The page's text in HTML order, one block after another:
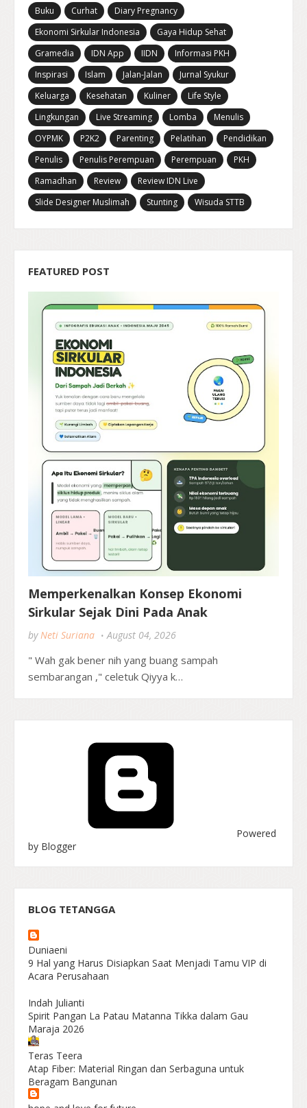
Buku Curhat
Diary Pregnancy
Ekonomi Sirkular Indonesia
Gaya Hidup Sehat
Gramedia
IDN App IIDN
Informasi PKH
Inspirasi
Islam Jalan-Jalan
Jurnal Syukur
Keluarga
Kesehatan Kuliner
Life Style
Lingkungan
Live Streaming Lomba
Menulis
OYPMK
P2K2 Parenting Pelatihan
Pendidikan
Penulis
Penulis Perempuan Perempuan
PKH
Ramadhan
Review
Review IDN Live
Slide Designer Muslimah
Stunting Wisuda STTB
FEATURED POST
Memperkenalkan Konsep Ekonomi
Sirkular Sejak Dini Pada Anak
by Neti Suriana August 04, 2026
" Wah gak bener nih yang buang sampah
sembarangan ," celetuk Qiyya k…
Powered
by Blogger
BLOG TETANGGA
Duniaeni
9 Hal yang Harus Disiapkan Saat Menjadi Tamu VIP di
Acara Perusahaan
Indah Julianti
Spirit Pangan La Patau Matanna Tikka dalam Gau
Maraja 2026
Teras Teera
Atap Fiber: Material Ringan dan Serbaguna untuk
Beragam Bangunan